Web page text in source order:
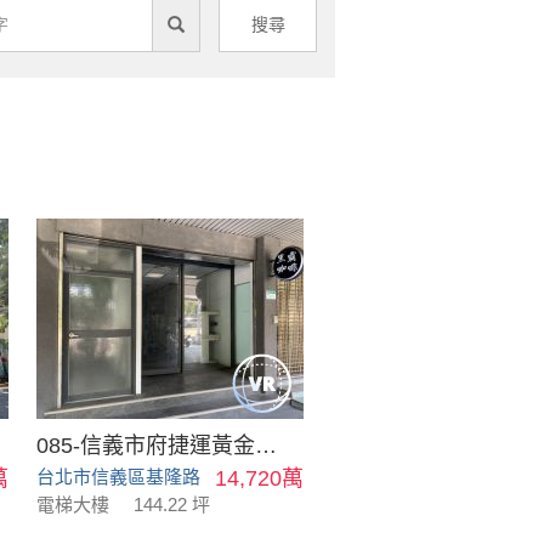
搜尋
085-信義市府捷運黃金店面
台北市信義區基隆路 14,720萬
電梯大樓 144.22 坪